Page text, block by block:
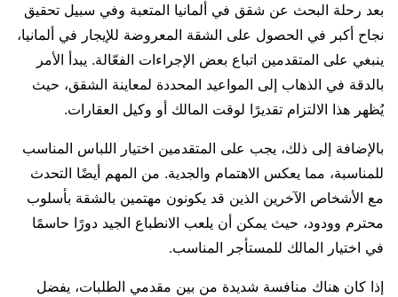
بعد رحلة البحث عن شقق في ألمانيا المتعبة وفي سبيل تحقيق
نجاح أكبر في الحصول على الشقة المعروضة للإيجار في ألمانيا،
ينبغي على المتقدمين اتباع بعض الإجراءات الفعّالة. يبدأ الأمر
بالدقة في الذهاب إلى المواعيد المحددة لمعاينة الشقق، حيث
يُظهر هذا الالتزام تقديرًا لوقت المالك أو وكيل العقارات.
بالإضافة إلى ذلك، يجب على المتقدمين اختيار اللباس المناسب
للمناسبة، مما يعكس الاهتمام والجدية. من المهم أيضًا التحدث
مع الأشخاص الآخرين الذين قد يكونون مهتمين بالشقة بأسلوب
محترم وودود، حيث يمكن أن يلعب الانطباع الجيد دورًا حاسمًا
في اختيار المالك للمستأجر المناسب.
إذا كان هناك منافسة شديدة من بين مقدمي الطلبات، يفضل